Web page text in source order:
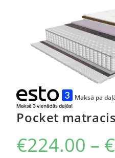
Maksā pa
Pocket
€224.00 – €